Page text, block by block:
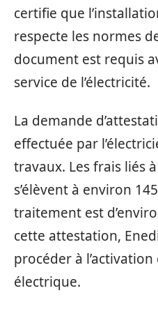
certifie que
respecte les normes
document est requis
service de l’électricité.
La demande
effectuée par
travaux. Les frais liés
s’élèvent à environ
traitement est
cette attestation,
procéder à
électrique.